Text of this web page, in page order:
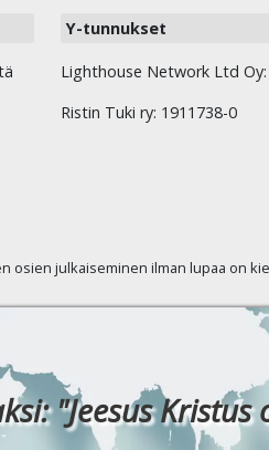
Y-tunnukset
Lighthouse Network Ltd Oy:
Ristin Tuki ry: 1911738-0
osien julkaiseminen ilman lupaa on
"Jeesus Kristus